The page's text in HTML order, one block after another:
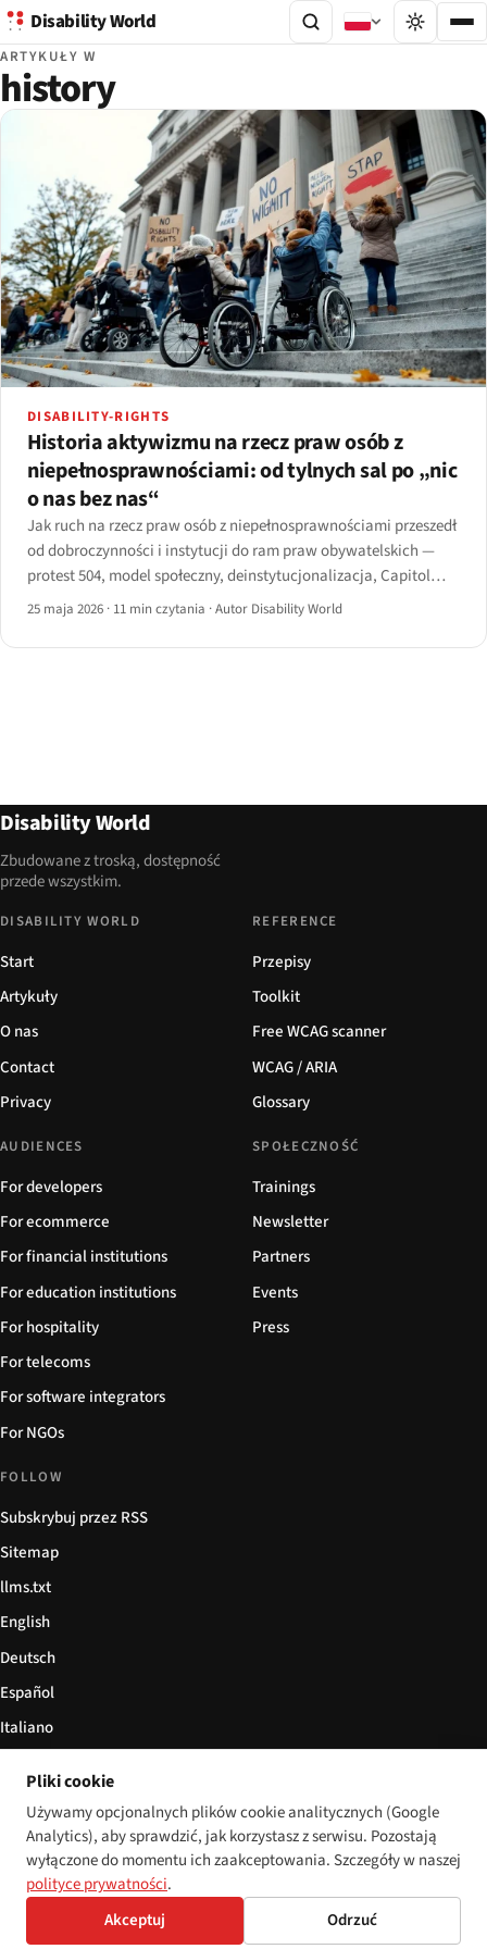
Disability World
ARTYKUŁY W
history
DISABILITY-RIGHTS
Historia aktywizmu na rzecz praw osób z
niepełnosprawnościami: od tylnych sal po „nic
o nas bez nas“
Jak ruch na rzecz praw osób z niepełnosprawnościami przeszedł
od dobroczynności i instytucji do ram praw obywatelskich —
protest 504, model społeczny, deinstytucjonalizacja, Capitol
Crawl i droga do Konwencji ONZ CRPD.
25 maja 2026 · 11 min czytania ·Autor Disability World
Disability World
Zbudowane z troską, dostępność
przede wszystkim.
DISABILITY WORLD
Start
Artykuły
O nas
Contact
Privacy
REFERENCE
Przepisy
Toolkit
Free WCAG scanner
WCAG / ARIA
Glossary
AUDIENCES
For developers
For ecommerce
For financial institutions
For education institutions
For hospitality
For telecoms
For software integrators
For NGOs
SPOŁECZNOŚĆ
Trainings
Newsletter
Partners
Events
Press
FOLLOW
Subskrybuj przez RSS
Sitemap
llms.txt
English
Deutsch
Español
Italiano
© 2026 Disability World. Wszelkie prawa zastrzeżone. Cookie settings
DeutschEspañol 简体中文PolskiFrançais
Pliki cookie
Używamy opcjonalnych plików cookie analitycznych (Google
Analytics), aby sprawdzić, jak korzystasz z serwisu. Pozostają
wyłączone do momentu ich zaakceptowania. Szczegóły w naszej
polityce prywatności.
Akceptuj
Odrzuć